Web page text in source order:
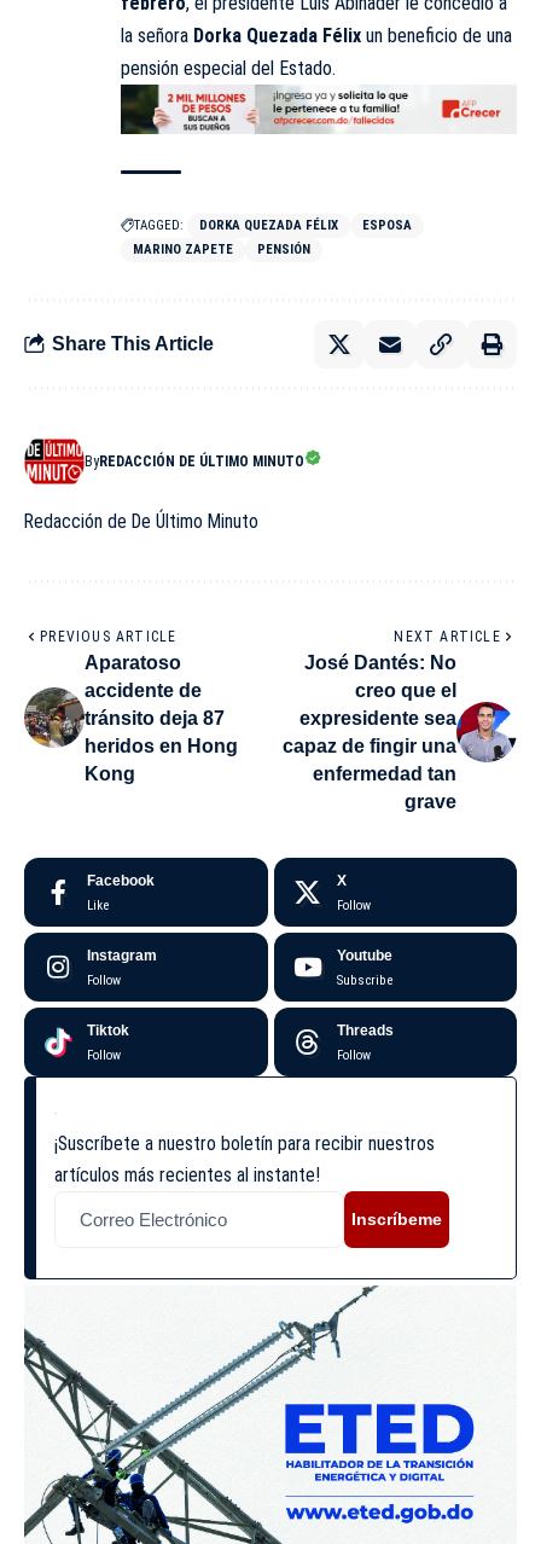
la señora Dorka Quezada Félix un beneficio de una
pensión especial del Estado.
TAGGED: DORKA QUEZADA FÉLIX
ESPOSA
MARINO ZAPETE
PENSIÓN
Share This Article
ByREDACCIÓN DE ÚLTIMO MINUTO
Redacción de De Último Minuto
PREVIOUS ARTICLE
Aparatoso
accidente de
tránsito deja 87
heridos en Hong
Kong
NEXT ARTICLE
José Dantés: No
creo que el
expresidente sea
capaz de fingir una
enfermedad tan
grave
Facebook
Like
X
Follow
Instagram
Follow
Youtube
Subscribe
Tiktok
Follow
Threads
Follow
¡Suscríbete a nuestro boletín para recibir nuestros
artículos más recientes al instante!
Inscríbeme